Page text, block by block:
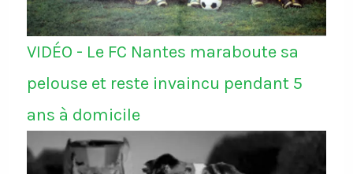
VIDÉO - Le FC Nantes maraboute sa
pelouse et reste invaincu pendant 5
ans à domicile